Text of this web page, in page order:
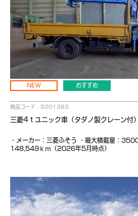
NEW おすすめ
商品コード：S001383
三菱4ｔユニック車（タダノ製クレーン付）
・メーカー：三菱ふそう ・最大積載量：
148,549ｋｍ（2026年5月時点）